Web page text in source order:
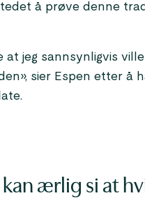
å prøve denne
at jeg sannsynligvis
sier Espen etter å
ærlig si at